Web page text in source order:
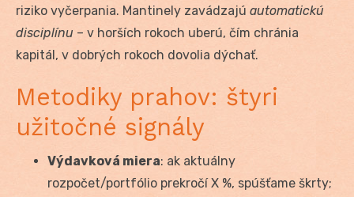
riziko vyčerpania. Mantinely zavádzajú automatickú
disciplínu – v horších rokoch uberú, čím chránia
kapitál, v dobrých rokoch dovolia dýchať.
Metodiky prahov: štyri
užitočné signály
Výdavková miera: ak aktuálny
rozpočet/portfólio prekročí X %, spúšťame škrty;